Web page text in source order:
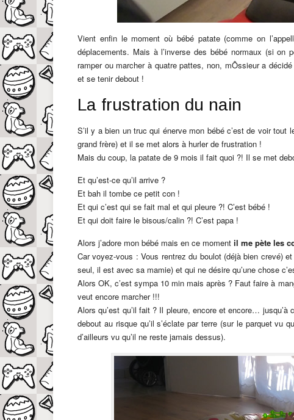
Vient enfin le moment où bébé patate (comme on
déplacements. Mais à l’inverse des bébé normaux (si
ramper ou marcher à quatre pattes, non, mÔssieur a
et se tenir debout !
La frustration du nain
S’il y a bien un truc qui énerve mon bébé c’est de voir
grand frère) et il se met alors à hurler de frustration !
Mais du coup, la patate de 9 mois il fait quoi ?! Il se met
Et qu’est-ce qu’il arrive ?
Et bah il tombe ce petit con !
Et qui c’est qui se fait mal et qui pleure ?! C’est bébé !
Et qui doit faire le bisous/calin ?! C’est papa !
Alors j’adore mon bébé mais en ce moment il me pète les
Car voyez-vous : Vous rentrez du boulot (déjà bien crevé)
seul, il est avec sa mamie) et qui ne désire qu’une chose
Alors OK, c’est sympa 10 min mais après ? Faut faire à
veut encore marcher !!!
Alors qu’est qu’il fait ? Il pleure, encore et encore…
debout au risque qu’il s’éclate par terre (sur le parquet
d’ailleurs vu qu’il ne reste jamais dessus).